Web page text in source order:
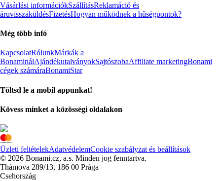
Vásárlási információkSzállításReklamáció és
áruvisszaküldésFizetésHogyan működnek a hűségpontok?
Még több infó
KapcsolatRólunkMárkák a
BonaminálAjándékutalványokSajtószobaAffiliate marketingBonami
cégek számáraBonamiStar
Töltsd le a mobil appunkat!
Kövess minket a közösségi oldalakon
Üzleti feltételekAdatvédelemCookie szabályzat és beállítások
© 2026 Bonami.cz, a.s. Minden jog fenntartva.
Thámova 289/13, 186 00 Prága
Csehország